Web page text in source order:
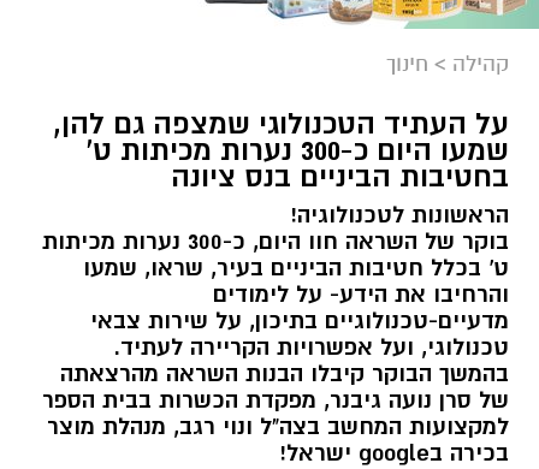
קהילה > חינוך
על העתיד הטכנולוגי שמצפה גם להן,
שמעו היום כ-300 נערות מכיתות ט'
בחטיבות הביניים בנס ציונה
הראשונות לטכנולוגיה!
בוקר של השראה חוו היום, כ-300 נערות מכיתות
ט' בכלל חטיבות הביניים בעיר, שראו, שמעו
והרחיבו את הידע- על לימודים
מדעיים-טכנולוגיים בתיכון, על שירות צבאי
טכנולוגי, ועל אפשרויות הקריירה לעתיד.
בהמשך הבוקר קיבלו הבנות השראה מהרצאתה
של סרן נועה גיבנר, מפקדת הכשרות בבית הספר
למקצועות המחשב בצה"ל ונוי רגב, מנהלת מוצר
בכירה בgoogle ישראל!